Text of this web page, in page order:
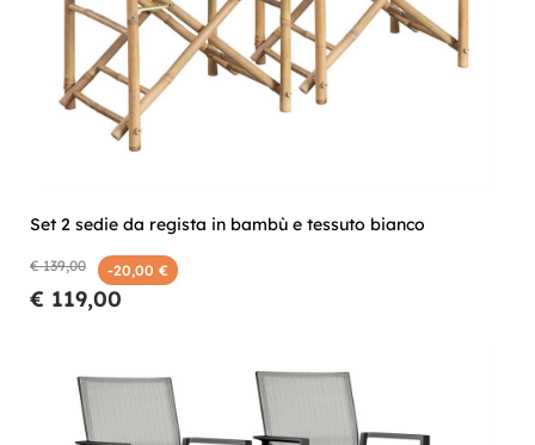
Set 2 sedie da regista in bambù e tessuto bianco
€ 139,00 -20,00 €
€ 119,00